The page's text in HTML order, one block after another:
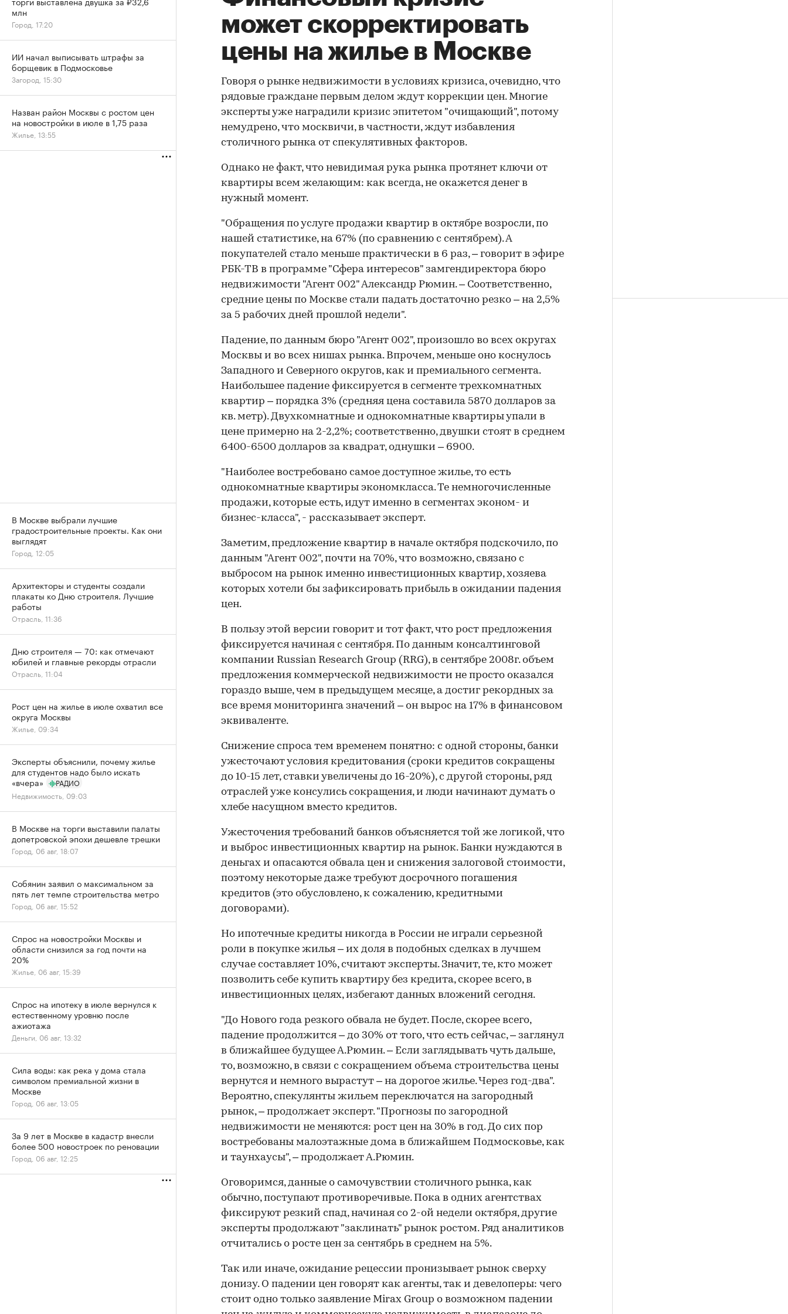
может скорректировать
цены на жилье в Москве
Говоря о рынке недвижимости в условиях кризиса, очевидно, что
рядовые граждане первым делом ждут коррекции цен. Многие
эксперты уже наградили кризис эпитетом "очищающий", потому
немудрено, что москвичи, в частности, ждут избавления
столичного рынка от спекулятивных факторов.
Однако не факт, что невидимая рука рынка протянет ключи от
квартиры всем желающим: как всегда, не окажется денег в
нужный момент.
"Обращения по услуге продажи квартир в октябре возросли, по
нашей статистике, на 67% (по сравнению с сентябрем). А
покупателей стало меньше практически в 6 раз, – говорит в эфире
РБК-ТВ в программе "Сфера интересов" замгендиректора бюро
недвижимости "Агент 002" Александр Рюмин. – Соответственно,
средние цены по Москве стали падать достаточно резко – на 2,5%
за 5 рабочих дней прошлой недели".
Падение, по данным бюро "Агент 002", произошло во всех округах
Москвы и во всех нишах рынка. Впрочем, меньше оно коснулось
Западного и Северного округов, как и премиального сегмента.
Наибольшее падение фиксируется в сегменте трехкомнатных
квартир – порядка 3% (средняя цена составила 5870 долларов за
кв. метр). Двухкомнатные и однокомнатные квартиры упали в
цене примерно на 2-2,2%; соответственно, двушки стоят в среднем
6400-6500 долларов за квадрат, однушки – 6900.
"Наиболее востребовано самое доступное жилье, то есть
однокомнатные квартиры экономкласса. Те немногочисленные
продажи, которые есть, идут именно в сегментах эконом- и
бизнес-класса", - рассказывает эксперт.
Заметим, предложение квартир в начале октября подскочило, по
данным "Агент 002", почти на 70%, что возможно, связано с
выбросом на рынок именно инвестиционных квартир, хозяева
которых хотели бы зафиксировать прибыль в ожидании падения
цен.
В пользу этой версии говорит и тот факт, что рост предложения
фиксируется начиная с сентября. По данным консалтинговой
компании Russian Research Group (RRG), в сентябре 2008г. объем
предложения коммерческой недвижимости не просто оказался
гораздо выше, чем в предыдущем месяце, а достиг рекордных за
все время мониторинга значений – он вырос на 17% в финансовом
эквиваленте.
Снижение спроса тем временем понятно: с одной стороны, банки
ужесточают условия кредитования (сроки кредитов сокращены
до 10-15 лет, ставки увеличены до 16-20%), с другой стороны, ряд
отраслей уже консулись сокращения, и люди начинают думать о
хлебе насущном вместо кредитов.
Ужесточения требований банков объясняется той же логикой, что
и выброс инвестиционных квартир на рынок. Банки нуждаются в
деньгах и опасаются обвала цен и снижения залоговой стоимости,
поэтому некоторые даже требуют досрочного погашения
кредитов (это обусловлено, к сожалению, кредитными
договорами).
Но ипотечные кредиты никогда в России не играли серьезной
роли в покупке жилья – их доля в подобных сделках в лучшем
случае составляет 10%, считают эксперты. Значит, те, кто может
позволить себе купить квартиру без кредита, скорее всего, в
инвестиционных целях, избегают данных вложений сегодня.
"До Нового года резкого обвала не будет. После, скорее всего,
падение продолжится – до 30% от того, что есть сейчас, – заглянул
в ближайшее будущее А.Рюмин. – Если заглядывать чуть дальше,
то, возможно, в связи с сокращением объема строительства цены
вернутся и немного вырастут – на дорогое жилье. Через год-два".
Вероятно, спекулянты жильем переключатся на загородный
рынок, – продолжает эксперт. "Прогнозы по загородной
недвижимости не меняются: рост цен на 30% в год. До сих пор
востребованы малоэтажные дома в ближайшем Подмосковье, как
и таунхаусы", – продолжает А.Рюмин.
Оговоримся, данные о самочувствии столичного рынка, как
обычно, поступают противоречивые. Пока в одних агентствах
фиксируют резкий спад, начиная со 2-ой недели октября, другие
эксперты продолжают "заклинать" рынок ростом. Ряд аналитиков
отчитались о росте цен за сентябрь в среднем на 5%.
Так или иначе, ожидание рецессии пронизывает рынок сверху
донизу. О падении цен говорят как агенты, так и девелоперы: чего
стоит одно только заявление Mirax Group о возможном падении
млн
Город, 17:20
ИИ начал выписывать штрафы за
борщевик в Подмосковье
Загород, 15:30
Назван район Москвы с ростом цен
на новостройки в июле в 1,75 раза
Жилье, 13:55
В Москве выбрали лучшие
градостроительные проекты. Как они
выглядят
Город, 12:05
Архитекторы и студенты создали
плакаты ко Дню строителя. Лучшие
работы
Отрасль, 11:36
Дню строителя — 70: как отмечают
юбилей и главные рекорды отрасли
Отрасль, 11:04
Рост цен на жилье в июле охватил все
округа Москвы
Жилье, 09:34
Эксперты объяснили, почему жилье
для студентов надо было искать
«вчера»
РАДИО
Недвижимость, 09:03
В Москве на торги выставили палаты
допетровской эпохи дешевле трешки
Город, 06 авг, 18:07
Собянин заявил о максимальном за
пять лет темпе строительства метро
Город, 06 авг, 15:52
Спрос на новостройки Москвы и
области снизился за год почти на
20%
Жилье, 06 авг, 15:39
Спрос на ипотеку в июле вернулся к
естественному уровню после
ажиотажа
Деньги, 06 авг, 13:32
Сила воды: как река у дома стала
символом премиальной жизни в
Москве
Город, 06 авг, 13:05
За 9 лет в Москве в кадастр внесли
более 500 новостроек по реновации
Город, 06 авг, 12:25